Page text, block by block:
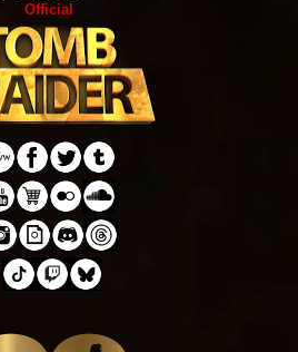
Official